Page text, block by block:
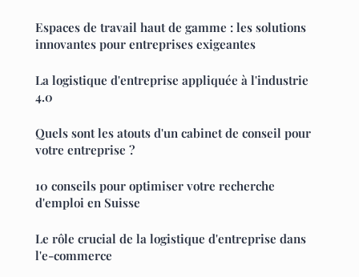
Espaces de travail haut de gamme : les solutions
innovantes pour entreprises exigeantes
La logistique d'entreprise appliquée à l'industrie
4.0
Quels sont les atouts d'un cabinet de conseil pour
votre entreprise ?
10 conseils pour optimiser votre recherche
d'emploi en Suisse
Le rôle crucial de la logistique d'entreprise dans
l'e-commerce